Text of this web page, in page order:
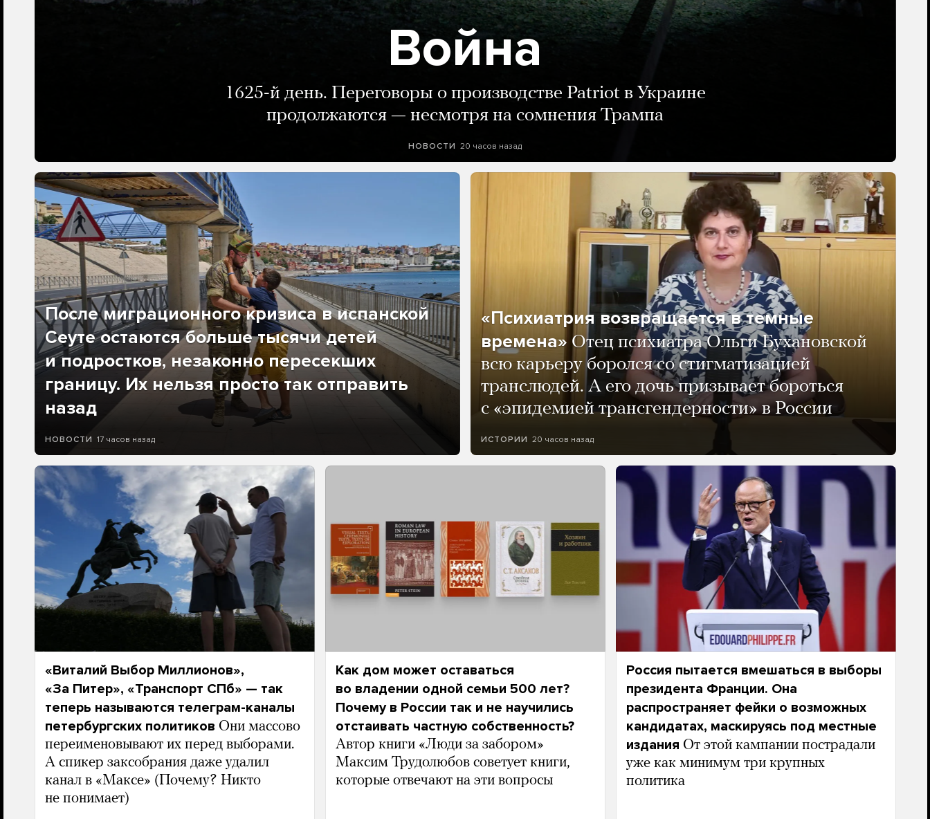
Война
1625-й день. Переговоры о производстве Patriot в Украине
продолжаются — несмотря на сомнения Трампа
НОВОСТИ 20 часов назад
После миграционного кризиса в испанской
Сеуте остаются больше тысячи детей
и подростков, незаконно пересекших
границу. Их нельзя просто так отправить
назад
НОВОСТИ 17 часов назад
«Психиатрия возвращается в темные
времена» Отец психиатра Ольги Бухановской
всю карьеру боролся со стигматизацией
транслюдей. А его дочь призывает бороться
с «эпидемией трансгендерности» в России
ИСТОРИИ 20 часов назад
«Виталий Выбор Миллионов»,
«За Питер», «Транспорт СПб» — так
теперь называются телеграм-каналы
петербургских политиков Они массово
переименовывают их перед выборами.
А спикер заксобрания даже удалил
канал в «Максе» (Почему? Никто
не понимает)
Как дом может оставаться
во владении одной семьи 500 лет?
Почему в России так и не научились
отстаивать частную собственность?
Автор книги «Люди за забором»
Максим Трудолюбов советует книги,
которые отвечают на эти вопросы
Россия пытается вмешаться в выборы
президента Франции. Она
распространяет фейки о возможных
кандидатах, маскируясь под местные
издания От этой кампании пострадали
уже как минимум три крупных
политика